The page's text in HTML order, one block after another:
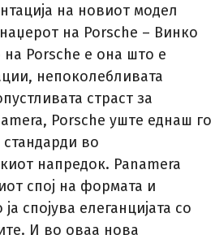
на новиот модел
на Porsche – Винко
на Porsche е она што е
непоколебливата
страст за
Porsche уште еднаш го
во
напредок. Panamera
спој на формата и
спојува елеганцијата со
И во оваа нова